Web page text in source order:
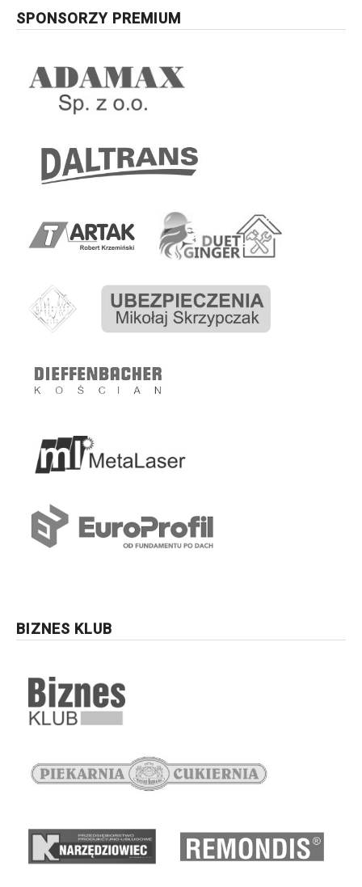
SPONSORZY PREMIUM
BIZNES KLUB